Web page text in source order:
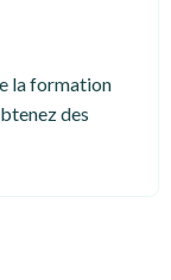
la formation
des